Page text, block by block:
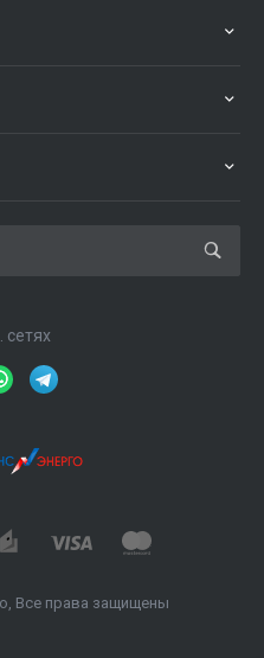
сетях
Все права защищены